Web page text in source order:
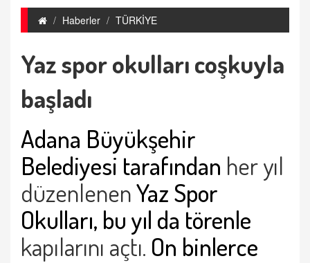
Haberler TÜRKİYE
Yaz spor okulları coşkuyla
başladı
Adana Büyükşehir
Belediyesi tarafından her yıl
düzenlenenYaz Spor
Okulları, bu yıl da törenle
kapılarını açtı. On binlerce